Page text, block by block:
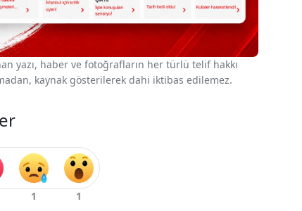
yazı, haber ve fotoğrafların her türlü telif hakkı
kaynak gösterilerek dahi iktibas edilemez.